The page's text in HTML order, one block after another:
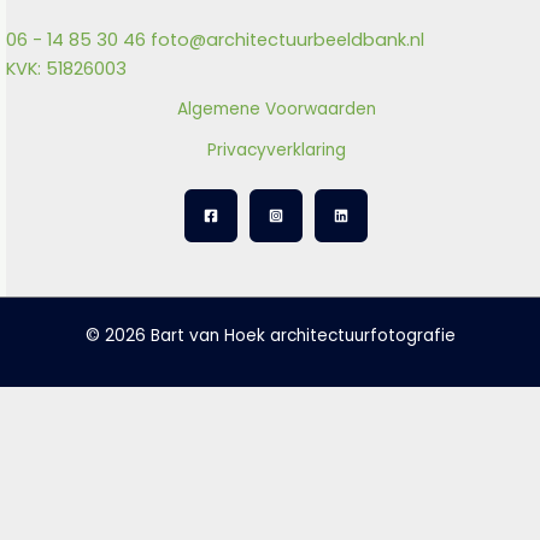
06 - 14 85 30 46 foto@architectuurbeeldbank.nl
KVK: 51826003
Algemene Voorwaarden
Privacyverklaring
© 2026 Bart van Hoek architectuurfotografie